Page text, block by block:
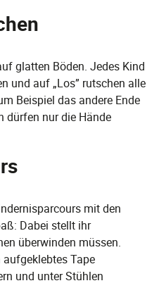
glatten Böden. Jedes Kind
und auf „Los” rutschen alle
Beispiel das andere Ende
dürfen nur die Hände
mit den
Dabei stellt ihr
überwinden müssen.
Tape
und unter Stühlen